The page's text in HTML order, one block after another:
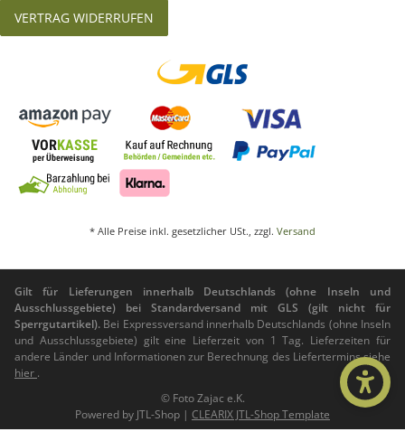
VERTRAG WIDERRUFEN
* Alle Preise inkl. gesetzlicher USt., zzgl. Versand
Gilt für Lieferungen innerhalb Deutschlands (ohne Inseln und
Ausschlussgebiete) bei Standardversand mit GLS (gilt nicht für
Sperrgutartikel). Bei Expressversand innerhalb Deutschlands (ohne Inseln
und Ausschlussgebiete) gilt eine Lieferzeit von 1 Tag. Lieferzeiten für
andere Länder und Informationen zur Berechnung des Liefertermins siehe
hier .
© Foto Zajac e.K.
Powered by JTL-Shop | CLEARIX JTL-Shop Template